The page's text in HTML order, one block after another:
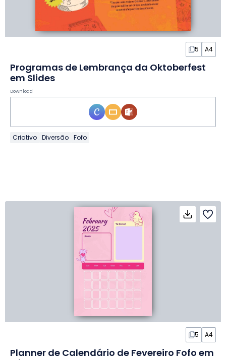
5 A4
Programas de Lembrança da Oktoberfest
em Slides
Download
Criativo Diversão Fofo
5 A4
Planner de Calendário de Fevereiro Fofo em